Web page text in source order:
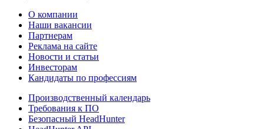
О компании
Наши вакансии
Партнерам
Реклама на сайте
Новости и статьи
Инвесторам
Кандидаты по профессиям
Производственный календарь
Требования к ПО
Безопасный HeadHunter